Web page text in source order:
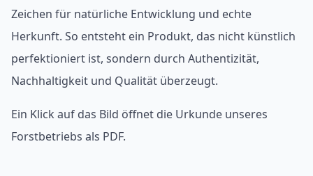
Zeichen für natürliche Entwicklung und echte
Herkunft. So entsteht ein Produkt, das nicht künstlich
perfektioniert ist, sondern durch Authentizität,
Nachhaltigkeit und Qualität überzeugt.
Ein Klick auf das Bild öffnet die Urkunde unseres
Forstbetriebs als PDF.